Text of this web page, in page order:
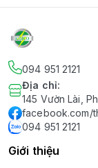
094 951 2121
Địa chỉ:
145 Vườn Lài,
facebook.com/
094 951 2121
Giới thiệu